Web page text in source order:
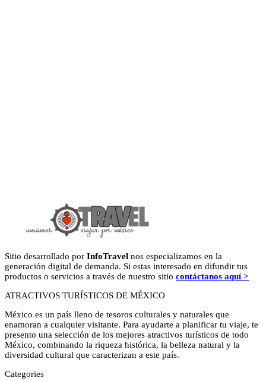
Sitio desarrollado por InfoTravel nos especializamos en la
generación digital de demanda. Si estas interesado en difundir tus
productos o servicios a través de nuestro sitio contáctanos aquí >
ATRACTIVOS TURÍSTICOS DE MÉXICO
México es un país lleno de tesoros culturales y naturales que
enamoran a cualquier visitante. Para ayudarte a planificar tu viaje, te
presento una selección de los mejores atractivos turísticos de todo
México, combinando la riqueza histórica, la belleza natural y la
diversidad cultural que caracterizan a este país.
Categories